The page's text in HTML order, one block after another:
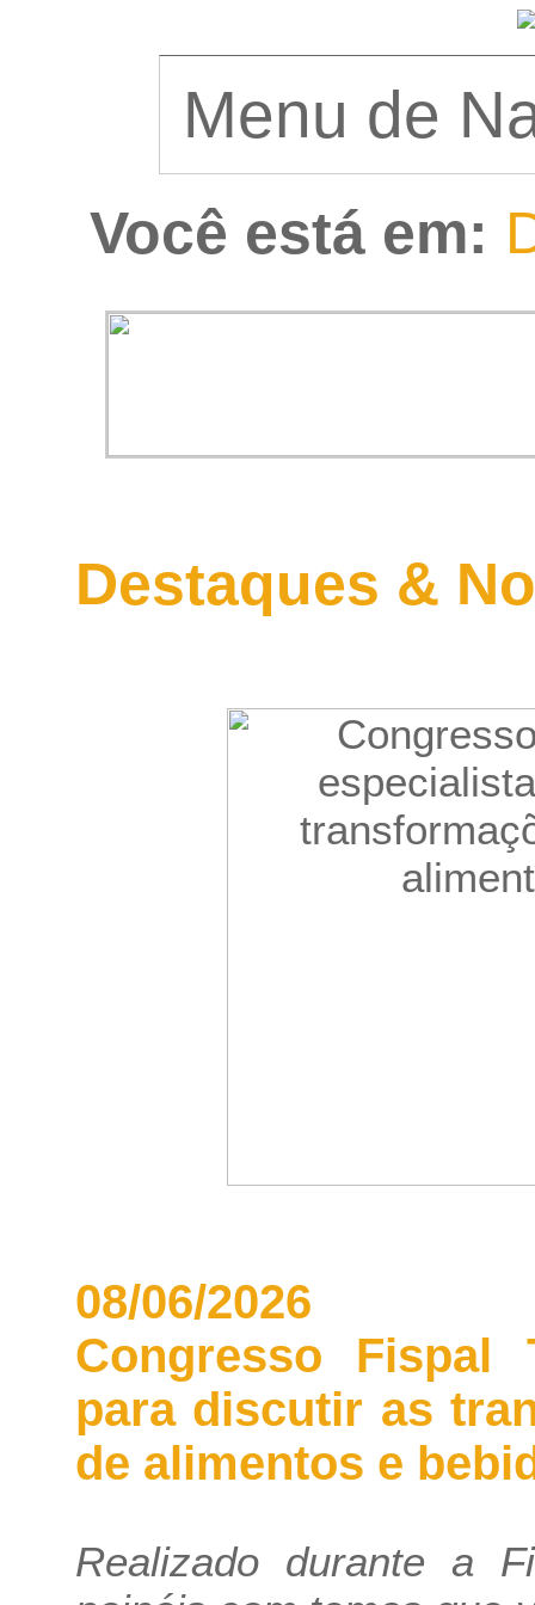
Você está em:
Destaques &
08/06/2026
Congresso Fispal
para discutir as
de alimentos e
Realizado durante a